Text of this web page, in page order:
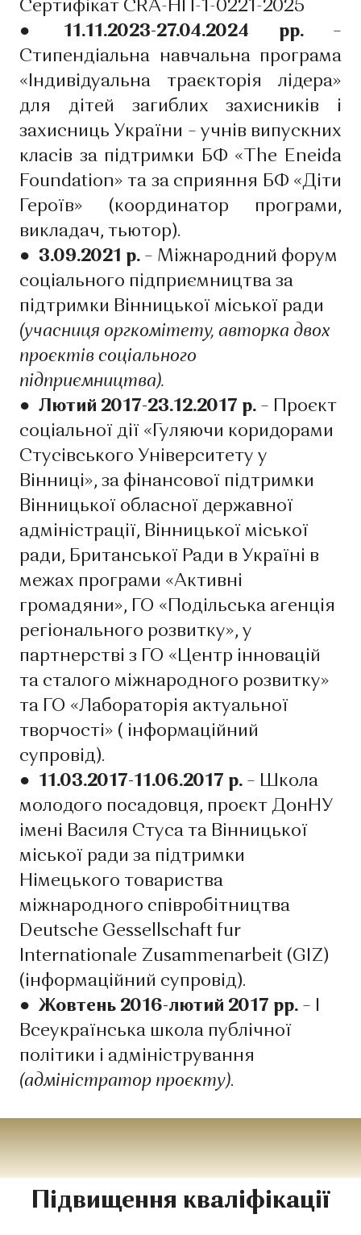
Сертифікат CRA-НП-1-0221-2025
● 11.11.2023-27.04.2024 рр. –
Стипендіальна навчальна програма
«Індивідуальна траєкторія лідера»
для дітей загиблих захисників і
захисниць України – учнів випускних
класів за підтримки БФ «The Eneida
Foundation» та за сприяння БФ «Діти
Героїв» (координатор програми,
викладач, тьютор).
● 3.09.2021 р. – Міжнародний форум
соціального підприємництва за
підтримки Вінницької міської ради
(учасниця оргкомітету, авторка двох
проєктів соціального
підприємництва).
● Лютий 2017-23.12.2017 р. – Проєкт
соціальної дії «Гуляючи коридорами
Стусівського Університету у
Вінниці», за фінансової підтримки
Вінницької обласної державної
адміністрації, Вінницької міської
ради, Британської Ради в Україні в
межах програми «Активні
громадяни», ГО «Подільська агенція
регіонального розвитку», у
партнерстві з ГО «Центр інновацій
та сталого міжнародного розвитку»
та ГО «Лабораторія актуальної
творчості» ( інформаційний
супровід).
● 11.03.2017-11.06.2017 р. – Школа
молодого посадовця, проєкт ДонНУ
імені Василя Стуса та Вінницької
міської ради за підтримки
Німецького товариства
міжнародного співробітництва
Deutsche Gessellschaft fur
Internationale Zusammenarbeit (GIZ)
(інформаційний супровід).
● Жовтень 2016-лютий 2017 рр. – І
Всеукраїнська школа публічної
політики і адміністрування
(адміністратор проєкту).
Підвищення кваліфікації